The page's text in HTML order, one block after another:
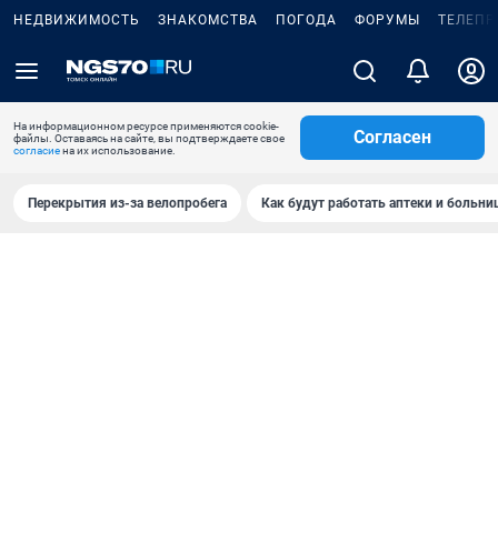
НЕДВИЖИМОСТЬ ЗНАКОМСТВА ПОГОДА ФОРУМЫ
На информационном ресурсе применяются cookie-
файлы. Оставаясь на сайте, вы подтверждаете свое
согласиена их использование.
Согласен
Перекрытия из-за велопробега Как будут работать аптеки и